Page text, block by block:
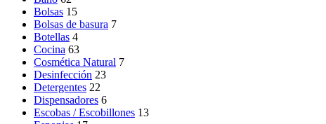
Bolsas 15
Bolsas de basura 7
Botellas 4
Cocina 63
Cosmética Natural 7
Desinfección 23
Detergentes 22
Dispensadores 6
Escobas / Escobillones 13